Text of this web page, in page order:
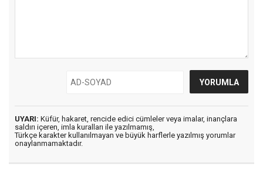
UYARI: Küfür, hakaret, rencide edici cümleler veya imalar, inançlara
saldırı içeren, imla kuralları ile yazılmamış,
Türkçe karakter kullanılmayan ve büyük harflerle yazılmış yorumlar
onaylanmamaktadır.